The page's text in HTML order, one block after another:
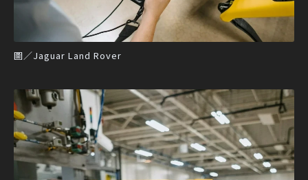
圖／Jaguar Land Rover